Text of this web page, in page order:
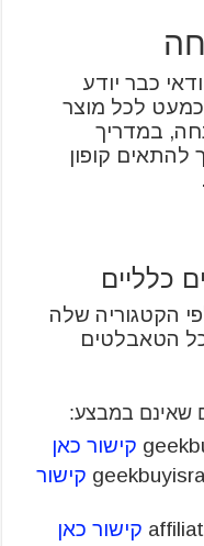
כבר יודע
לכל מוצר
במדריך
קופון
כלליים
הקטגוריה שלה
כל הטאבלטים
שאינם במבצע:
קישור כאן
קישור
קישור כאן